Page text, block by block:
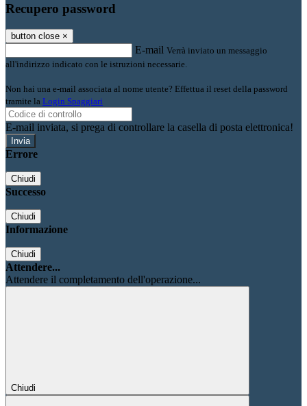
Recupero password
button close ×
E-mail Verrà inviato un messaggio
all'indirizzo indicato con le istruzioni necessarie.
Non hai una e-mail associata al nome utente? Effettua il reset della password
tramite la Login Spaggiari
E-mail inviata, si prega di controllare la casella di posta elettronica!
Errore
Chiudi
Successo
Chiudi
Informazione
Chiudi
Attendere...
Attendere il completamento dell'operazione...
Chiudi